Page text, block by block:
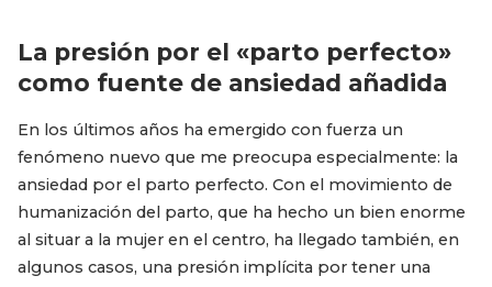
La presión por el «parto perfecto»
como fuente de ansiedad añadida
En los últimos años ha emergido con fuerza un
fenómeno nuevo que me preocupa especialmente: la
ansiedad por el parto perfecto. Con el movimiento de
humanización del parto, que ha hecho un bien enorme
al situar a la mujer en el centro, ha llegado también, en
algunos casos, una presión implícita por tener una